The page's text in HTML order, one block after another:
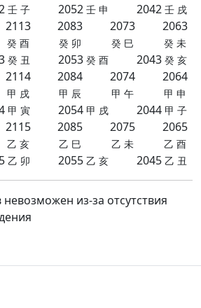
壬 子
2113
癸 酉
癸 丑
2114
甲 戌
甲 寅
2115
乙 亥
乙 卯
2052 壬 申 2042 壬 戌
2083
癸 卯
2073
癸 巳
2063
癸 未
2053 癸 酉 2043 癸 亥
2084
甲 辰
2074
甲 午
2064
甲 申
2054 甲 戌 2044 甲 子
2085
乙 巳
2075
乙 未
2065
乙 酉
2055 乙 亥 2045 乙 丑
из-за отсутствия